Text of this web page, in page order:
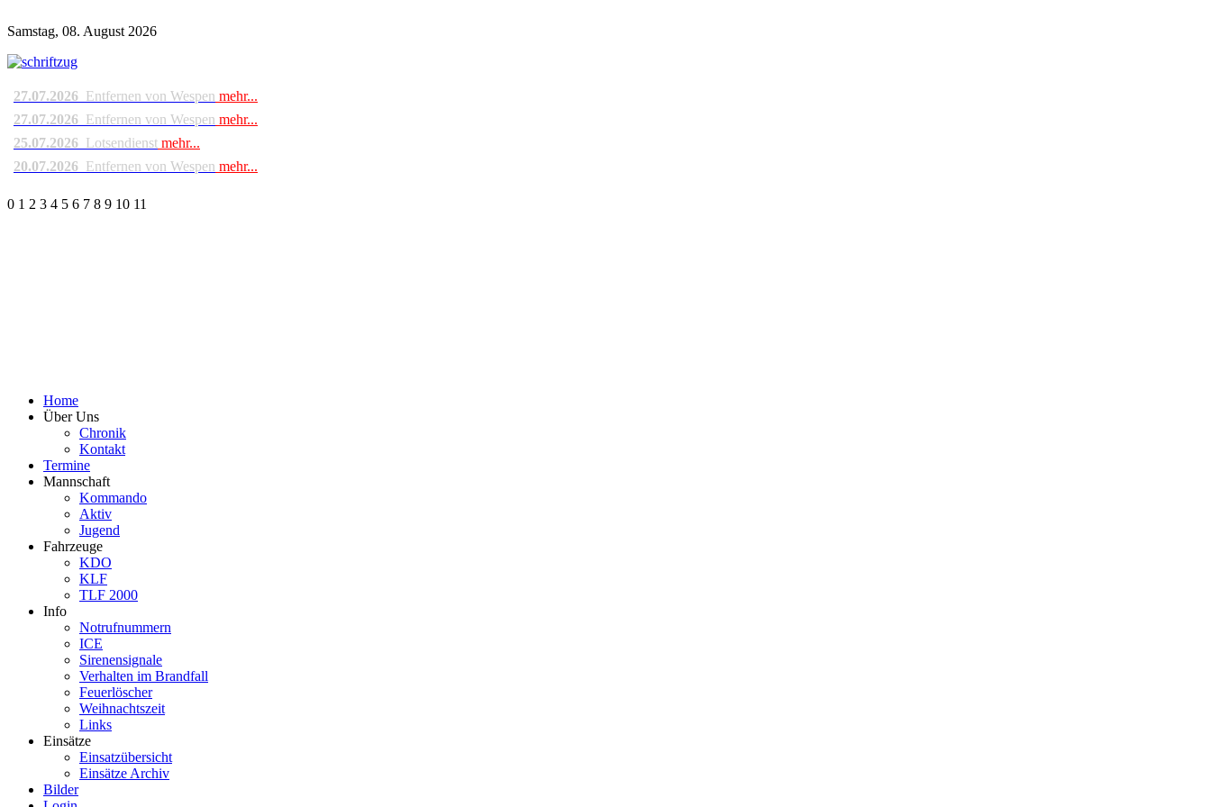
Samstag, 08. August 2026
27.07.2026 Entfernen von Wespen mehr...
27.07.2026 Entfernen von Wespen mehr...
25.07.2026 Lotsendienst mehr...
20.07.2026 Entfernen von Wespen mehr...
0 1 2 3 4 5 6 7 8 9 10 11
Home
Über Uns
Chronik
Kontakt
Termine
Mannschaft
Kommando
Aktiv
Jugend
Fahrzeuge
KDO
KLF
TLF 2000
Info
Notrufnummern
ICE
Sirenensignale
Verhalten im Brandfall
Feuerlöscher
Weihnachtszeit
Links
Einsätze
Einsatzübersicht
Einsätze Archiv
Bilder